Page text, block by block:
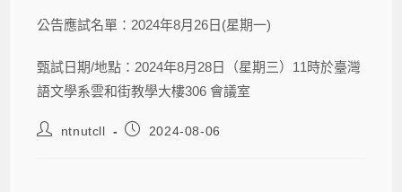
公告應試名單：2024年8月26日(星期一)
甄試日期/地點：2024年8月28日（星期三）11時於臺灣
語文學系雲和街教學大樓306 會議室
ntnutcll 2024-08-06